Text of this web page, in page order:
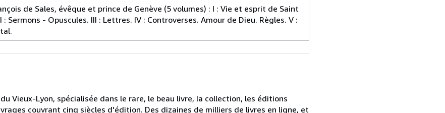
de Sales, évêque et prince de Genève (5 volumes) : I : Vie et esprit de Saint
Sermons - Opuscules. III : Lettres. IV : Controverses. Amour de Dieu. Règles. V :
Vieux-Lyon, spécialisée dans le rare, le beau livre, la collection, les éditions
couvrant cinq siècles d'édition. Des dizaines de milliers de livres en ligne, et